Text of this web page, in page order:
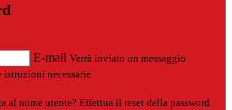
E-mail Verrà inviato un messaggio
necessarie.
al nome utente? Effettua il reset della password